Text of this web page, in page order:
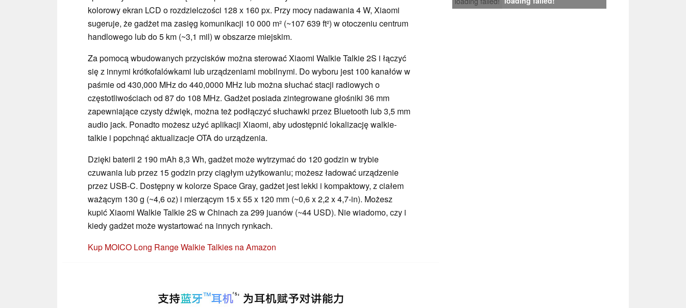
kolorowy ekran LCD o rozdzielczości 128 x 160 px. Przy mocy nadawania 4 W, Xiaomi
sugeruje, że gadżet ma zasięg komunikacji 10 000 m² (~107 639 ft²) w otoczeniu centrum
handlowego lub do 5 km (~3,1 mil) w obszarze miejskim.
Za pomocą wbudowanych przycisków można sterować Xiaomi Walkie Talkie 2S i łączyć
się z innymi krótkofalówkami lub urządzeniami mobilnymi. Do wyboru jest 100 kanałów w
paśmie od 430,000 MHz do 440,0000 MHz lub można słuchać stacji radiowych o
częstotliwościach od 87 do 108 MHz. Gadżet posiada zintegrowane głośniki 36 mm
zapewniające czysty dźwięk, można też podłączyć słuchawki przez Bluetooth lub 3,5 mm
audio jack. Ponadto możesz użyć aplikacji Xiaomi, aby udostępnić lokalizację walkie-
talkie i popchnąć aktualizacje OTA do urządzenia.
Dzięki baterii 2 190 mAh 8,3 Wh, gadżet może wytrzymać do 120 godzin w trybie
czuwania lub przez 15 godzin przy ciągłym użytkowaniu; możesz ładować urządzenie
przez USB-C. Dostępny w kolorze Space Gray, gadżet jest lekki i kompaktowy, z ciałem
ważącym 130 g (~4,6 oz) i mierzącym 15 x 55 x 120 mm (~0,6 x 2,2 x 4,7-in). Możesz
kupić Xiaomi Walkie Talkie 2S w Chinach za 299 juanów (~44 USD). Nie wiadomo, czy i
kiedy gadżet może wystartować na innych rynkach.
Kup MOICO Long Range Walkie Talkies na Amazon